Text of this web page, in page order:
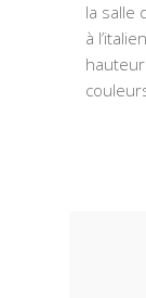
la salle
à